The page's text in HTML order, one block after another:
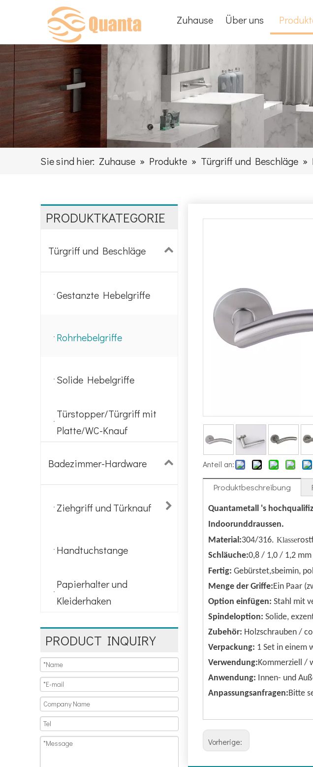
Zuhause Über uns
Sie sind hier: Zuhause » Produkte » Türgriff und Beschläge »
PRODUKTKATEGORIE
Türgriff und Beschläge
Gestanzte Hebelgriffe
Rohrhebelgriffe
Solide Hebelgriffe
Türstopper/Türgriff mit
Platte/WC-Knauf
Badezimmer-Hardware
Ziehgriff und Türknauf
Handtuchstange
Papierhalter und
Kleiderhaken
PRODUCT INQUIRY
Anteil an:
Produktbeschreibung
Quantametall 's
Indoorunddraussen.
Material:304/316. Klasse
Schläuche:0,8 / 1,0 / 1,2 mm
Fertig: Gebürstet,sbeimin,
Menge der Griffe:Ein Paar
Option einfügen: Stahl mit
Spindeloption: Solide,
Zubehör: Holzschrauben /
Verpackung: 1 Set in einem
Verwendung:Kommerziell /
Anwendung: Innen- und
Anpassungsanfragen:Bitte
Vorherige: